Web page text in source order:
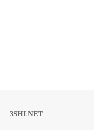
3SHI.NET